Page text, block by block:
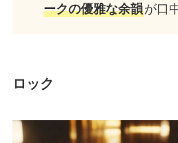
ークの優雅な余韻が口
ロック